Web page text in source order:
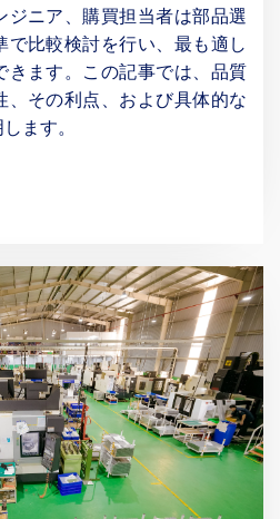
ジニア、購買担当者は部品選
で比較検討を行い、最も適し
きます。この記事では、品質
、その利点、および具体的な
ます。